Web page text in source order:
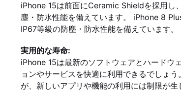
iPhone 15は前面にCeramic Shieldを採用し
塵・防水性能を備えています。 iPhone 8
IP67等級の防塵・防水性能を備えています。
実用的な寿命:
iPhone 15は最新のソフトウェアとハードウ
ョンやサービスを快適に利用できるでしょ
が、新しいアプリや機能の利用には制限が生